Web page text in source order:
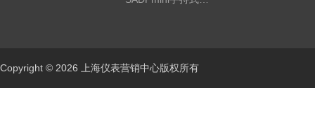
Copyright © 2026 上海仪表营销中心版权所有